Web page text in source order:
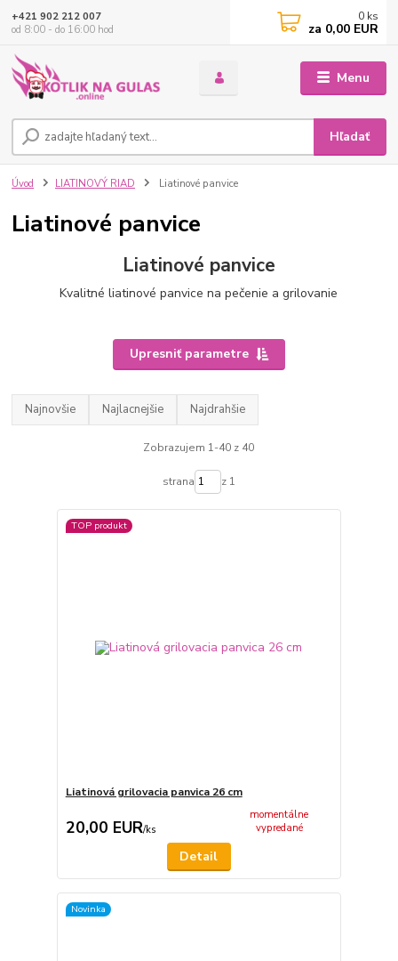
Menu
Hľadať
+421 902 212 007
od 8:00 - do 16:00 hod
0 ks
za 0,00 EUR
Úvod LIATINOVÝ RIAD Liatinové panvice
Liatinové panvice
Liatinové panvice
Kvalitné liatinové panvice na pečenie a grilovanie
Upresniť parametre
Najnovšie Najlacnejšie Najdrahšie
Zobrazujem 1-40 z 40
strana z 1
TOP produkt
Liatinová grilovacia panvica 26 cm
20,00 EUR/ks
momentálne
vypredané
Detail
Novinka